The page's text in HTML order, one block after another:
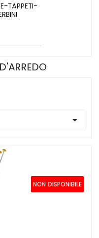
TAPPETI-

NON DISPONIBILE